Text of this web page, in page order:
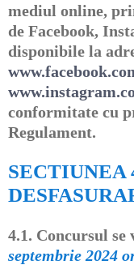
mediul online,
de Facebook,
disponibile la
conformitate cu
Regulament.
SECTIUNEA
4.1. Concursul se
septembrie 2024